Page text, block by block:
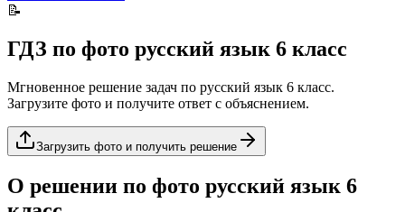
📝
ГДЗ по фото русский язык 6 класс
Мгновенное решение задач по русский язык 6 класс.
Загрузите фото и получите ответ с объяснением.
Загрузить фото и получить решение
О решении по фото русский язык 6